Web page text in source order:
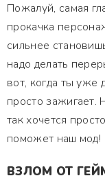
Пожалуй, самая
прокачка
сильнее
надо делать
вот, когда ты уже
просто
так хочется
поможет наш мод!
ВЗЛОМ ОТ